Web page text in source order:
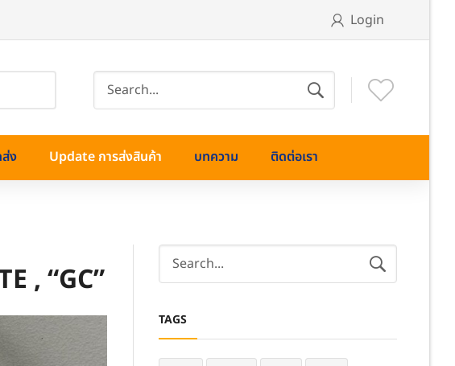
Login
ง Update การส่งสินค้า บทความ ติดต่อเรา
, “GC”
TAGS